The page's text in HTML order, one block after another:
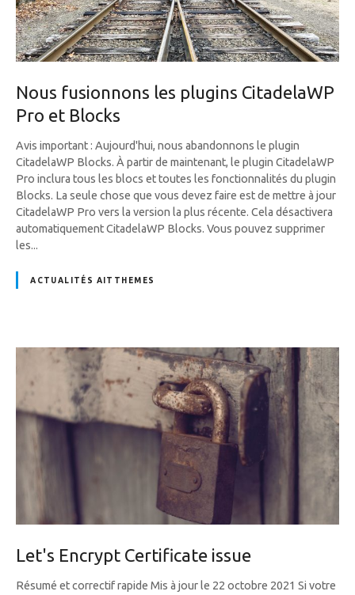
Nous fusionnons les plugins CitadelaWP
Pro et Blocks
Avis important : Aujourd'hui, nous abandonnons le plugin
CitadelaWP Blocks. À partir de maintenant, le plugin CitadelaWP
Pro inclura tous les blocs et toutes les fonctionnalités du plugin
Blocks. La seule chose que vous devez faire est de mettre à jour
CitadelaWP Pro vers la version la plus récente. Cela désactivera
automatiquement CitadelaWP Blocks. Vous pouvez supprimer
les...
ACTUALITÉS AITTHEMES
Let's Encrypt Certificate issue
Résumé et correctif rapide Mis à jour le 22 octobre 2021 Si votre